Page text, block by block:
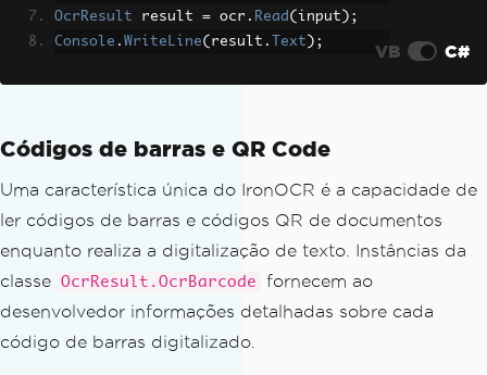
OcrResult result = ocr . Read ( input );
Console . WriteLine( result . Text ); VB C#
Códigos de barras e QR Code
Uma característica única do IronOCR é a capacidade de
ler códigos de barras e códigos QR de documentos
enquanto realiza a digitalização de texto. Instâncias da
classe OcrResult.OcrBarcode
fornecem ao
desenvolvedor informações detalhadas sobre cada
código de barras digitalizado.